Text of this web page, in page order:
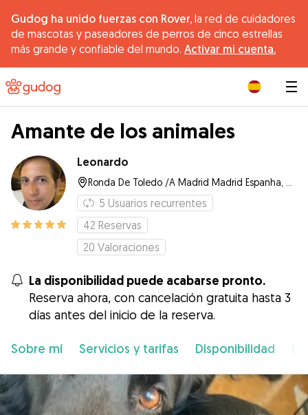
Gudog ha unido fuerzas con Rover, la red de cuidadores
de mascotas y paseadores de perros de cinco estrellas
más grande y confiable del mundo. Activar mi cuenta.
Amante de los animales
Leonardo
5 Usuarios recurrentes
42 Reservas
20 Valoraciones
La disponibilidad puede acabarse pronto.
Reserva ahora, con cancelación gratuita hasta 3
días antes del inicio de la reserva.
Sobre mí Servicios y tarifas Disponibilidad